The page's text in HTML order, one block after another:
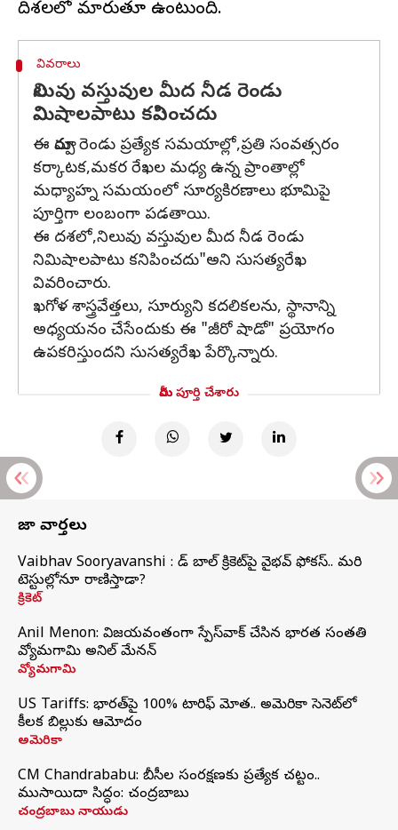
వివరాలు
నిలువు వస్తువుల మీద నీడ రెండు
నిమిషాలపాటు కనిపించదు
ఈ మార్పు రెండు ప్రత్యేక సమయాల్లో,ప్రతి సంవత్సరం
కర్కాటక,మకర రేఖల మధ్య ఉన్న ప్రాంతాల్లో
మధ్యాహ్న సమయంలో సూర్యకిరణాలు భూమిపై
పూర్తిగా లంబంగా పడతాయి.
ఈ దశలో,నిలువు వస్తువుల మీద నీడ రెండు
నిమిషాలపాటు కనిపించదు"అని సుసత్యరేఖ
వివరించారు.
ఖగోళ శాస్త్రవేత్తలు, సూర్యుని కదలికలను, స్థానాన్ని
అధ్యయనం చేసేందుకు ఈ "జీరో షాడో" ప్రయోగం
ఉపకరిస్తుందని సుసత్యరేఖ పేర్కొన్నారు.
మీరు పూర్తి చేశారు
తాజా వార్తలు
Vaibhav Sooryavanshi : రెడ్ బాల్ క్రికెట్‌పై వైభవ్ ఫోకస్.. మరి
టెస్టుల్లోనూ రాణిస్తాడా?
క్రికెట్
Anil Menon: విజయవంతంగా స్పేస్‌వాక్‌ చేసిన భారత సంతతి
వ్యోమగామి అనిల్‌ మేనన్
వ్యోమగామి
US Tariffs: భారత్‌పై 100% టారిఫ్‌ మోత.. అమెరికా సెనెట్‌లో
కీలక బిల్లుకు ఆమోదం
అమెరికా
CM Chandrababu: బీసీల సంరక్షణకు ప్రత్యేక చట్టం..
ముసాయిదా సిద్ధం: చంద్రబాబు
చంద్రబాబు నాయుడు